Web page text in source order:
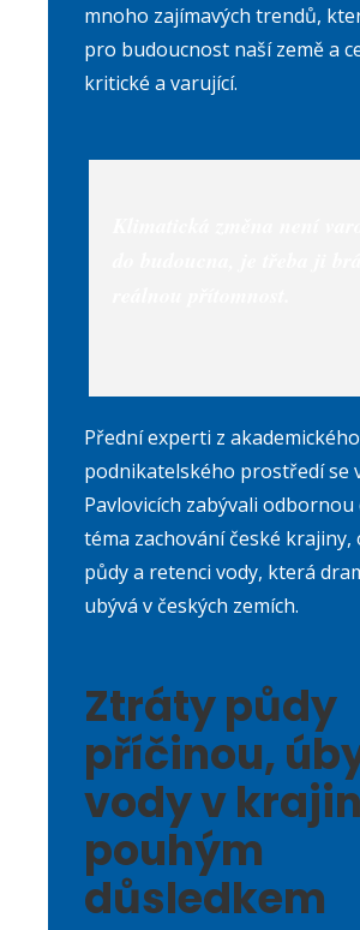
mnoho zajímavých trendů,
pro budoucnost naší země a
kritické a varující.
Přední experti z
podnikatelského prostředí se
Pavlovicích zabývali odbornou
téma zachování české krajiny,
půdy a retenci vody, která
ubývá v českých zemích.
Ztráty půdy
příčinou,
vody v
pouhým
důsledkem